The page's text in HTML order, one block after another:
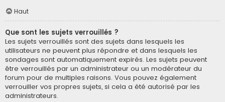
Haut
Que sont les sujets verrouillés ?
Les sujets verrouillés sont des sujets dans lesquels les
utilisateurs ne peuvent plus répondre et dans lesquels les
sondages sont automatiquement expirés. Les sujets peuvent
être verrouillés par un administrateur ou un modérateur du
forum pour de multiples raisons. Vous pouvez également
verrouiller vos propres sujets, si cela a été autorisé par les
administrateurs.